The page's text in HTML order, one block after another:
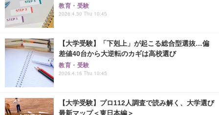
教育・受験
2026.4.30 Thu 10:45
【大学受験】「下剋上」が起こる総合型選抜…偏
差値40台から大逆転のカギは高校選び
教育・受験
2026.4.16 Thu 10:45
【大学受験】プロ112人調査で読み解く、大学選び
最新マップ＜東日本編＞